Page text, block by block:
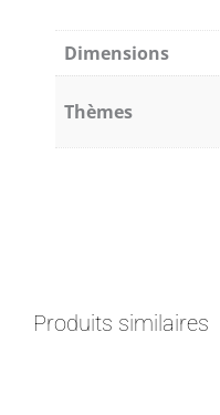
Dimensions
Thèmes
Produits similaires